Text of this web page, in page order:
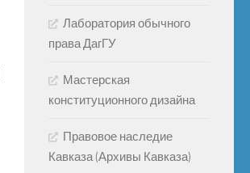
Лаборатория обычного
права ДагГУ
Мастерская
конституционного дизайна
Правовое наследие
Кавказа (Архивы Кавказа)